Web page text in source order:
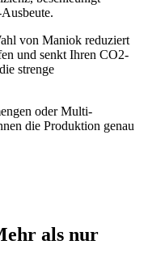
von Maniok reduziert
und senkt Ihren CO2-
strenge
oder Multi-
die Produktion genau
als nur